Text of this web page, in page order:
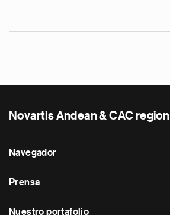
Novartis Andean & CAC region
Navegador
Prensa
Nuestro portafolio